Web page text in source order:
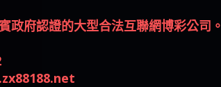
政府認證的大型合法互聯網博彩公司。